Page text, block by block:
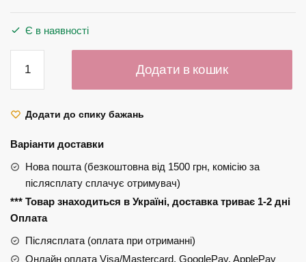
Є в наявності
Techniques
Level
Brush
+
Set
кількість
Додати в кошик
Додати до спику бажань
Варіанти доставки
Нова пошта (безкоштовна від 1500 грн, комісію за
післясплату сплачує отримувач)
*** Товар знаходиться в Україні, доставка триває 1-2 дні
Оплата
Післясплата (оплата при отриманні)
Онлайн оплата Visa/Mastercard, GooglePay, ApplePay